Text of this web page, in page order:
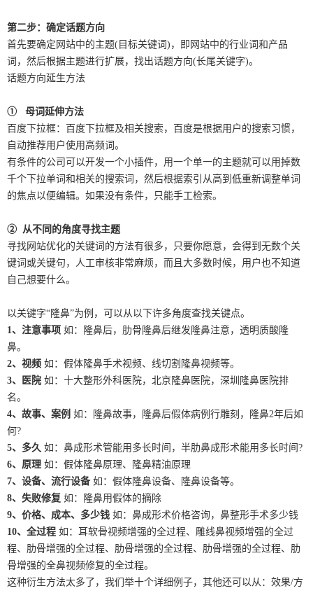
第二步：确定话题方向
首先要确定网站中的主题(目标关键词)，即网站中的行业词和产品
词，然后根据主题进行扩展，找出话题方向(长尾关键字)。
话题方向延生方法
① 母词延伸方法
百度下拉框：百度下拉框及相关搜索，百度是根据用户的搜索习惯，
自动推荐用户使用高频词。
有条件的公司可以开发一个小插件，用一个单一的主题就可以用掉数
千个下拉单词和相关的搜索词，然后根据索引从高到低重新调整单词
的焦点以便编辑。如果没有条件，只能手工检索。
② 从不同的角度寻找主题
寻找网站优化的关键词的方法有很多，只要你愿意，会得到无数个关
键词或关键句，人工审核非常麻烦，而且大多数时候，用户也不知道
自己想要什么。
以关键字“隆鼻”为例，可以从以下许多角度查找关键点。
1、注意事项 如：隆鼻后，肋骨隆鼻后继发隆鼻注意，透明质酸隆
鼻。
2、视频 如：假体隆鼻手术视频、线切割隆鼻视频等。
3、医院 如：十大整形外科医院，北京隆鼻医院，深圳隆鼻医院排
名。
4、故事、案例 如：隆鼻故事，隆鼻后假体病例行雕刻，隆鼻2年后如
何?
5、多久 如：鼻成形术管能用多长时间，半肋鼻成形术能用多长时间?
6、原理 如：假体隆鼻原理、隆鼻精油原理
7、设备、流行设备如：假体隆鼻设备、隆鼻设备等。
8、失败修复 如：隆鼻用假体的摘除
9、价格、成本、多少钱 如：鼻成形术价格咨询，鼻整形手术多少钱
10、全过程 如：耳软骨视频增强的全过程、雕线鼻视频增强的全过
程、肋骨增强的全过程、肋骨增强的全过程、肋骨增强的全过程、肋
骨增强的全鼻视频修复的全过程。
这种衍生方法太多了，我们举十个详细例子，其他还可以从：效果/方